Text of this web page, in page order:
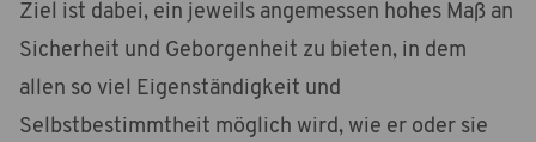
Ziel ist dabei, ein jeweils angemessen hohes Maß an
Sicherheit und Geborgenheit zu bieten, in dem
allen so viel Eigenständigkeit und
Selbstbestimmtheit möglich wird, wie er oder sie